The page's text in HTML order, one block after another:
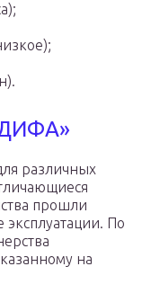
различных
прошли
эксплуатации. По
на